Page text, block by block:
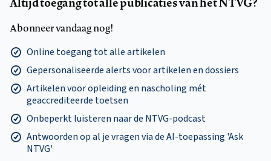
Abonneer vandaag nog!
Online toegang tot alle artikelen
Gepersonaliseerde alerts voor artikelen en dossiers
Artikelen voor opleiding en nascholing mét
geaccrediteerde toetsen
Onbeperkt luisteren naar de NTVG-podcast
Antwoorden op al je vragen via de AI-toepassing 'Ask
NTVG'